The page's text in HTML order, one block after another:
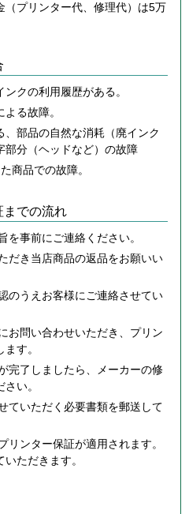
（プリンター代、修理代）は5万
クの利用履歴がある。
る故障。
、部品の自然な消耗（廃インク
部分（ヘッドなど）の故障
商品での故障。
までの流れ
を事前にご連絡ください。
だき当店商品の返品をお願いい
のうえお客様にご連絡させてい
お問い合わせいただき、プリン
す。
完了しましたら、メーカーの修
い。
ていただく必要書類を郵送して
リンター保証が適用されます。
ただきます。